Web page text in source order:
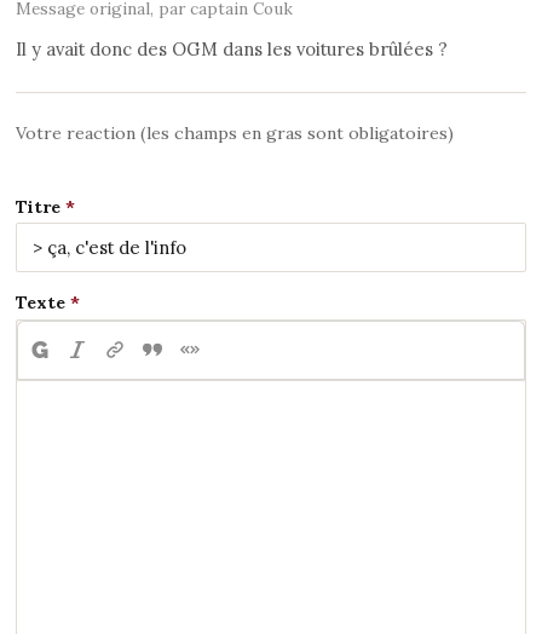
Message original, par captain Couk
Il y avait donc des OGM dans les voitures brûlées ?
Votre reaction (les champs en gras sont obligatoires)
Titre
Texte